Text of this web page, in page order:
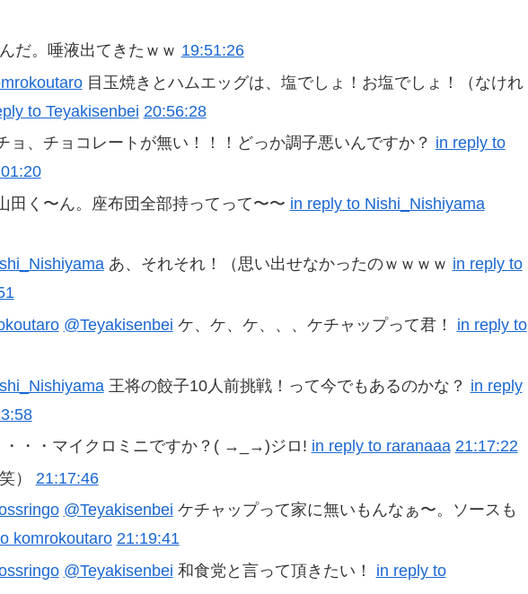
だ。唾液出てきたｗｗ 19:51:26
目玉焼きとハムエッグは、塩でしょ！お塩でしょ！（なけれ
to Teyakisenbei 20:56:28
ョ、チョコレートが無い！！！どっか調子悪いんですか？ in reply to
田く〜ん。座布団全部持ってって〜〜 in reply to Nishi_Nishiyama
あ、それそれ！（思い出せなかったのｗｗｗｗ in reply to
@Teyakisenbei ケ、ケ、ケ、、、ケチャップって君！ in reply to
王将の餃子10人前挑戦！って今でもあるのかな？ in reply
・・マイクロミニですか？( →_→)ジロ! in reply to raranaaa 21:17:22
） 21:17:46
@Teyakisenbei ケチャップって家に無いもんなぁ〜。ソースも
komrokoutaro 21:19:41
@Teyakisenbei 和食党と言って頂きたい！ in reply to